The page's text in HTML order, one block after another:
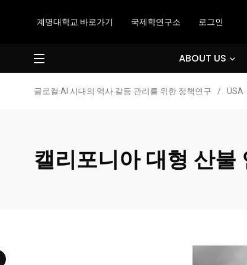
계명대학교 바로가기 국제학연구소 로그인
ABOUT US
글로컬·AI 시대의 역사 갈등 관리를 위한 정책연구 / USA
캘리포니아 대형 산불